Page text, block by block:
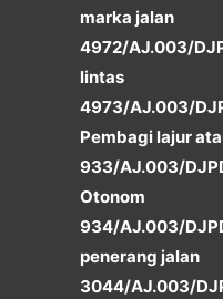
marka jalan
4972/AJ.003/
lintas
4973/AJ.003/
Pembagi lajur
933/AJ.003/
Otonom
934/AJ.003/
penerang jalan
3044/AJ.003/